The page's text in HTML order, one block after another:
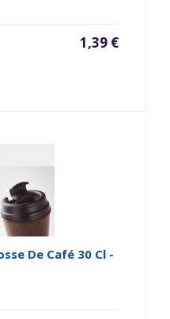
1,39 €
De Café 30 Cl -